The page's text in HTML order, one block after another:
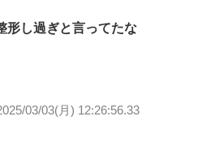
形し過ぎと言ってたな
03/03(月) 12:26:56.33